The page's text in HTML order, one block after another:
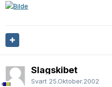
Slagskibet
Svart 25.Oktober.2002